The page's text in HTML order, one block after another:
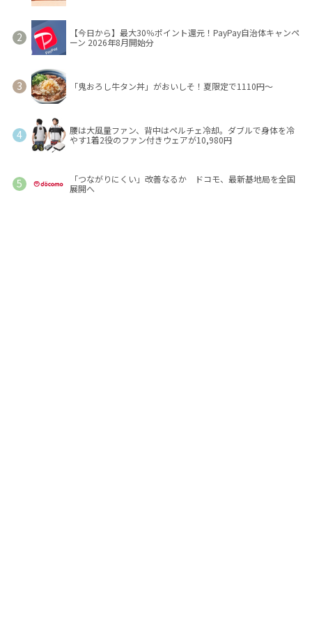
【今日から】最大30％ポイント還元！PayPay自治体キャンペ
ーン 2026年8月開始分
「鬼おろし牛タン丼」がおいしそ！夏限定で1110円～
腰は大風量ファン、背中はペルチェ冷却。ダブルで身体を冷
やす1着2役のファン付きウェアが10,980円
「つながりにくい」改善なるか ドコモ、最新基地局を全国
展開へ